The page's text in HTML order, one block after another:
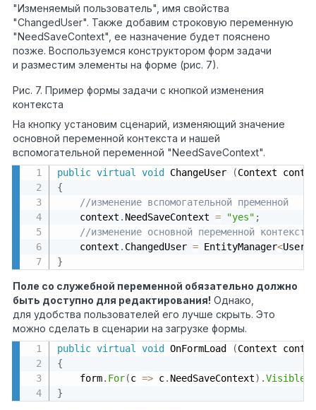
"Изменяемый пользователь", имя свойства
"ChangedUser". Также добавим строковую переменную
"NeedSaveContext", ее назначение будет пояснено
позже. Воспользуемся конструктором форм задачи
и разместим элементы на форме (рис. 7).
Рис. 7. Пример формы задачи с кнопкой изменения
контекста
На кнопку установим сценарий, изменяющий значение
основной переменной контекста и нашей
вспомогательной переменной "NeedSaveContext".
public virtual void ChangeUser (Context
{
//изменение вспомогательной пременной
    context
. NeedSaveContext = "yes" ;
//изменение основной переменной
    context
. ChangedUser = EntityManager<User
}
Поле со служебной переменной обязательно должно
быть доступно для редактирования! Однако,
для удобства пользователей его лучше скрыть. Это
можно сделать в сценарии на загрузке формы.
public virtual void OnFormLoad (Context
{
    form
. For(c => c. NeedSaveContext) .Visible
}